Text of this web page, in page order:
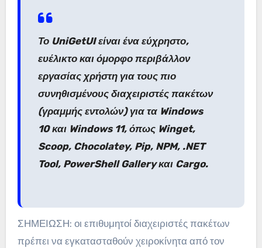
Το UniGetUI είναι ένα εύχρηστο,
ευέλικτο και όμορφο περιβάλλον
εργασίας χρήστη για τους πιο
συνηθισμένους διαχειριστές πακέτων
(γραμμής εντολών) για τα Windows
10 και Windows 11, όπως Winget,
Scoop, Chocolatey, Pip, NPM, .NET
Tool, PowerShell Gallery και Cargo.
ΣΗΜΕΙΩΣΗ: οι επιθυμητοί διαχειριστές πακέτων
πρέπει να εγκατασταθούν χειροκίνητα από τον